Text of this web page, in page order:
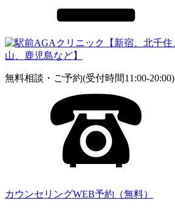
無料相談・ご予約(受付時間11:00-20:00)
カウンセリングWEB予約（無料）